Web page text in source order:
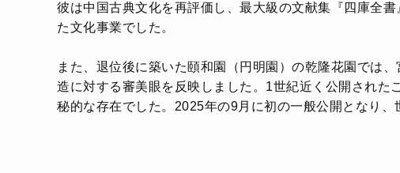
彼は中国古典文化を再評価し、最大級の文献集『四庫全
た文化事業でした。
また、退位後に築いた頤和園（円明園）の乾隆花園では
造に対する審美眼を反映しました。1世紀近く公開された
秘的な存在でした。2025年の9月に初の一般公開となり、